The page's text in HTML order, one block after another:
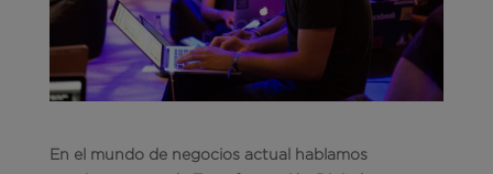
En el mundo de negocios actual hablamos